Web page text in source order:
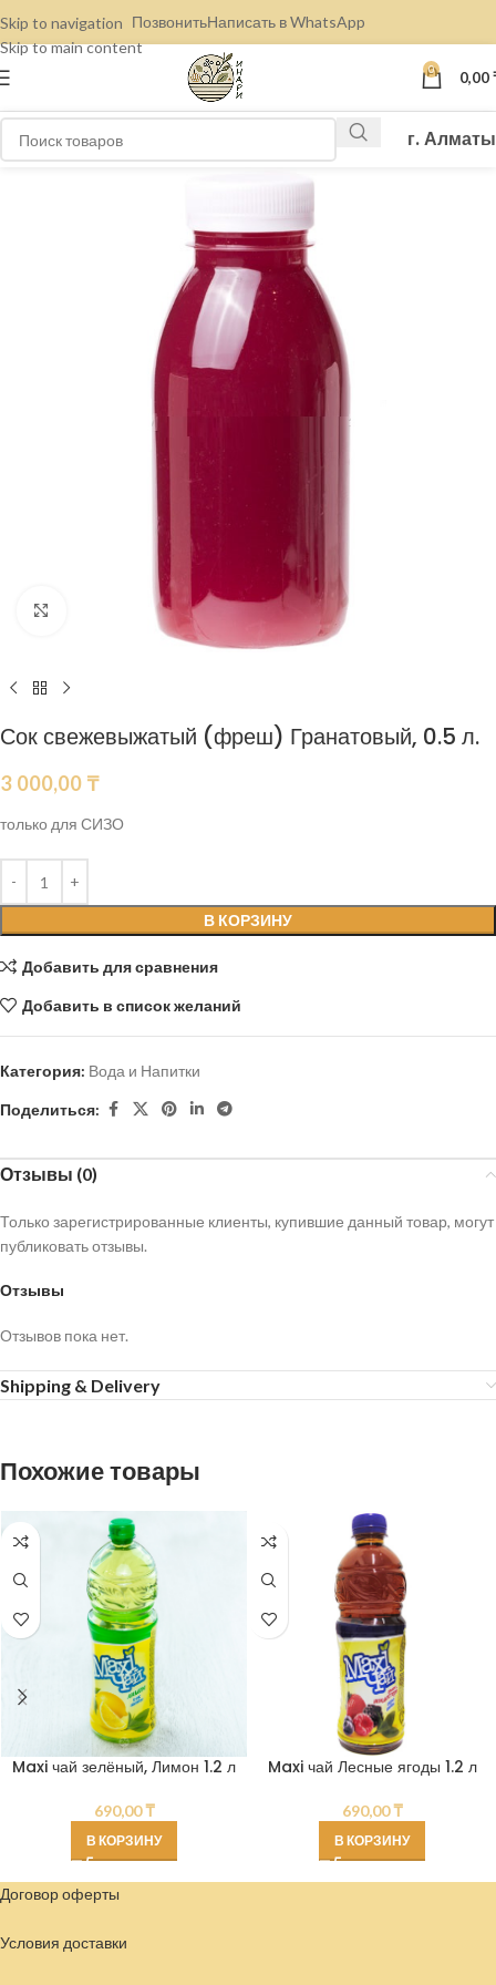
Skip to navigation
Skip to main content
ПозвонитьНаписать в WhatsApp
0 0,00
г. Алматы
Нажмите, чтобы увеличить
Сок свежевыжатый (фреш) Гранатовый, 0.5 л.
3 000,00 ₸
только для СИЗО
В КОРЗИНУ
Добавить для сравнения
Добавить в список желаний
Категория: Вода и Напитки
Поделиться:
Отзывы (0)
Отзывы
Отзывов пока нет.
Только зарегистрированные клиенты, купившие данный товар, могут
публиковать отзывы.
Shipping & Delivery
Похожие товары
Maxi чай зелёный, Лимон 1.2 л
690,00₸
В КОРЗИНУ
Maxi чай Лесные ягоды 1.2 л
690,00₸
В КОРЗИНУ
Договор оферты
Условия доставки